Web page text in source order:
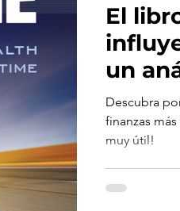
El
un
Descubra
finanzas
muy útil!